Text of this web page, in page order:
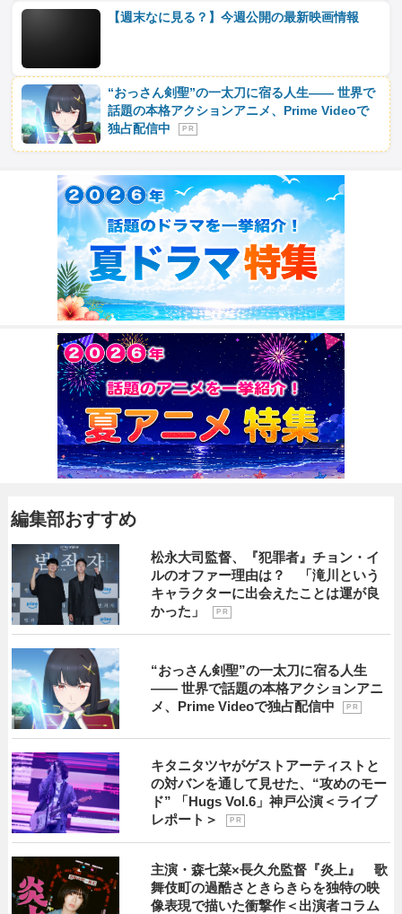
【週末なに見る？】今週公開の最新映画情報
“おっさん剣聖”の一太刀に宿る人生―― 世界で
話題の本格アクションアニメ、Prime Videoで
独占配信中
P R
編集部おすすめ
松永大司監督、『犯罪者』チョン・イ
ルのオファー理由は？ 「滝川という
キャラクターに出会えたことは運が良
かった」
P R
“おっさん剣聖”の一太刀に宿る人生
―― 世界で話題の本格アクションアニ
メ、Prime Videoで独占配信中
P R
キタニタツヤがゲストアーティストと
の対バンを通して見せた、“攻めのモー
ド” 「Hugs Vol.6」神戸公演＜ライブ
レポート＞
P R
主演・森七菜×長久允監督『炎上』 歌
舞伎町の過酷さときらきらを独特の映
像表現で描いた衝撃作＜出演者コラム